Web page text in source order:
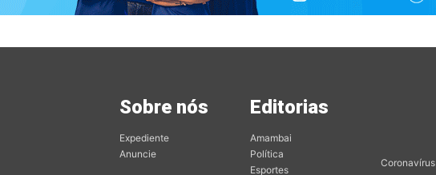
Sobre nós
Expediente
Anuncie
Editorias
Amambai
Política
Esportes
Coronavírus